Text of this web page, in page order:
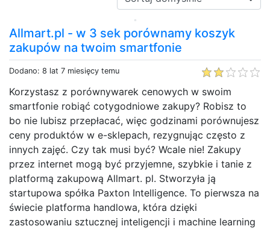
Allmart.pl - w 3 sek porównamy koszyk
zakupów na twoim smartfonie
Dodano: 8 lat 7 miesięcy temu
Korzystasz z porównywarek cenowych w swoim
smartfonie robiąć cotygodniowe zakupy? Robisz to
bo nie lubisz przepłacać, więc godzinami porównujesz
ceny produktów w e-sklepach, rezygnując często z
innych zajęć. Czy tak musi być? Wcale nie! Zakupy
przez internet mogą być przyjemne, szybkie i tanie z
platformą zakupową Allmart. pl. Stworzyła ją
startupowa spółka Paxton Intelligence. To pierwsza na
świecie platforma handlowa, która dzięki
zastosowaniu sztucznej inteligencji i machine learning